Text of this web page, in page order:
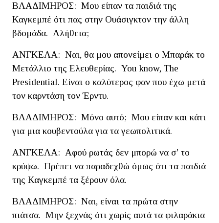
ΒΛΑΔΙΜΗΡΟΣ: Μου είπαν τα παιδιά της
Καγκεμπέ ότι πας στην Ουάσιγκτον την άλλη
βδομάδα. Αλήθεια;
ΑΝΓΚΕΛΑ: Ναι, θα μου απονείμει ο Μπαράκ το
Μετάλλιο της Ελευθερίας. You know, The
Presidential. Είναι ο καλύτερος φαν που έχω μετά
τον καρντάση τον Έρντυ.
ΒΛΑΔΙΜΗΡΟΣ: Μόνο αυτό; Μου είπαν και κάτι
για μια κουβεντούλα για τα γεωπολιτικά.
ΑΝΓΚΕΛΑ: Αφού ρωτάς δεν μπορώ να σ’ το
κρύψω. Πρέπει να παραδεχθώ όμως ότι τα παιδιά
της Καγκεμπέ τα ξέρουν όλα.
ΒΛΑΔΙΜΗΡΟΣ: Ναι, είναι τα πρώτα στην
πιάτσα. Μην ξεχνάς ότι χωρίς αυτά τα φιλαράκια